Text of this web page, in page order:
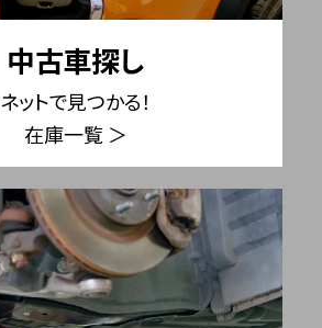
中古車探し
ネットで見つかる！
在庫一覧 ＞